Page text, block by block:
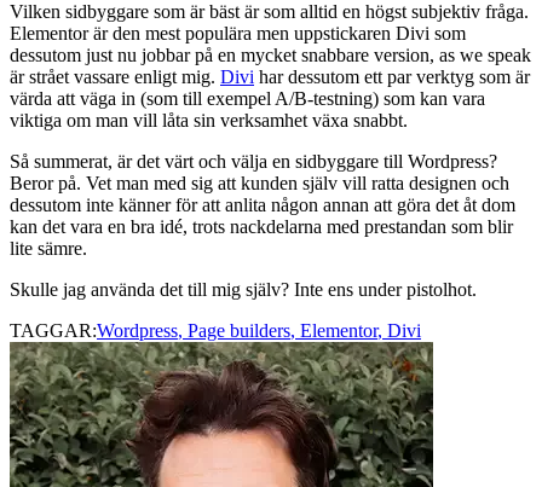
Vilken sidbyggare som är bäst är som alltid en högst subjektiv fråga.
Elementor är den mest populära men uppstickaren Divi som
dessutom just nu jobbar på en mycket snabbare version, as we speak
är strået vassare enligt mig. Divi har dessutom ett par verktyg som är
värda att väga in (som till exempel A/B-testning) som kan vara
viktiga om man vill låta sin verksamhet växa snabbt.
Så summerat, är det värt och välja en sidbyggare till Wordpress?
Beror på. Vet man med sig att kunden själv vill ratta designen och
dessutom inte känner för att anlita någon annan att göra det åt dom
kan det vara en bra idé, trots nackdelarna med prestandan som blir
lite sämre.
Skulle jag använda det till mig själv? Inte ens under pistolhot.
TAGGAR:Wordpress, Page builders, Elementor, Divi